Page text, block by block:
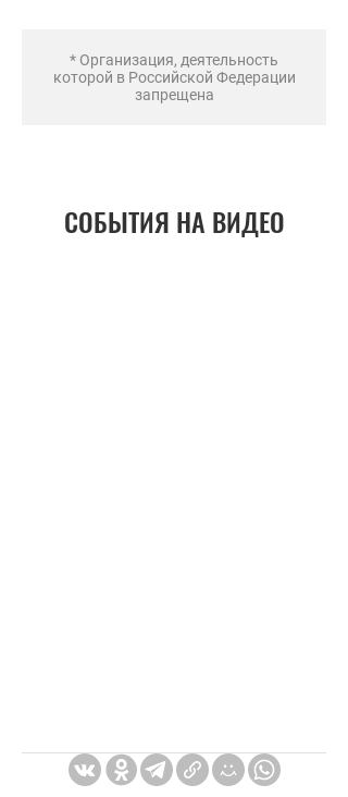
* Организация, деятельность
которой в Российской Федерации
запрещена
СОБЫТИЯ НА ВИДЕО